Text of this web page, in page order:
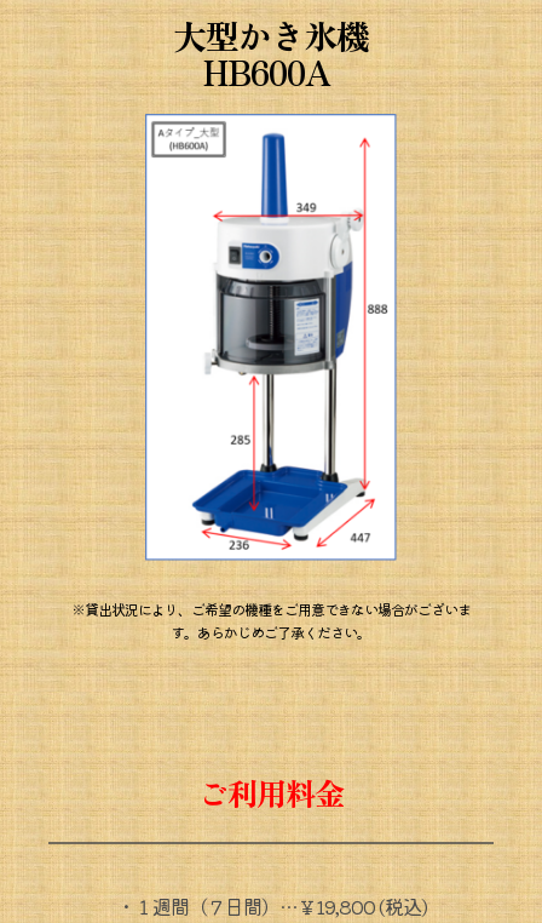
大型かき氷機
HB600A
※貸出状況により、ご希望の機種をご用意できない場合がございま
す。あらかじめご了承ください。
ご利用料金
・１週間（７日間）…￥19,800 (税込)